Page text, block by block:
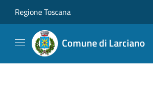
Regione Toscana
Comune di Larciano